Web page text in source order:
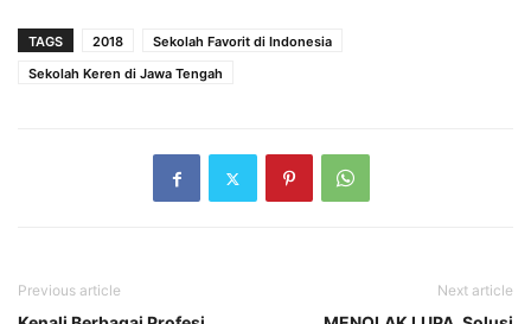
TAGS 2018
Sekolah Favorit di Indonesia
Sekolah Keren di Jawa Tengah
Previous article Next article